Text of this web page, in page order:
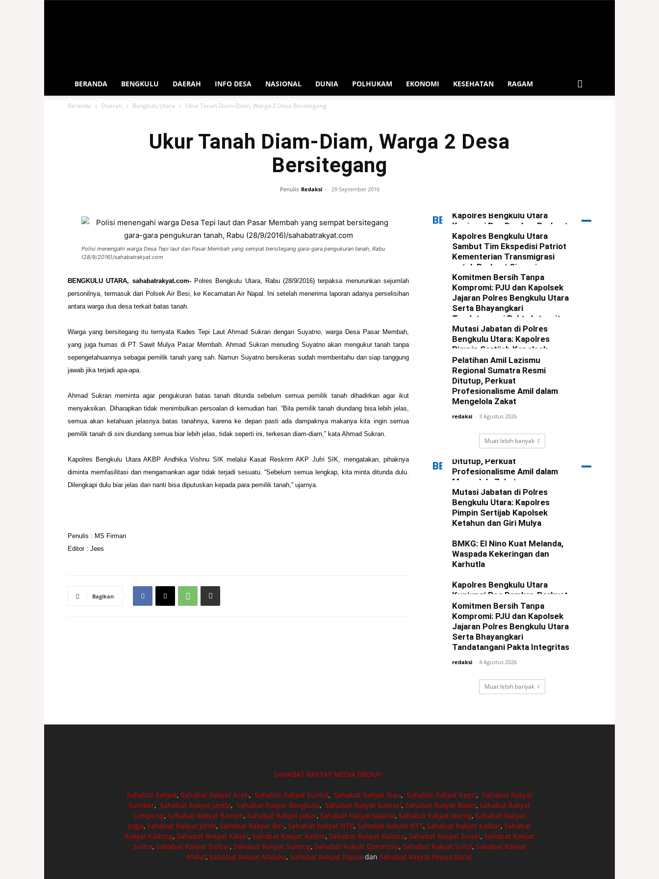
BERANDA BENGKULU DAERAH INFO DESA NASIONAL DUNIA POLHUKAM EKONOMI KESEHATAN RAGAM
Beranda Daerah Bengkulu Utara Ukur Tanah Diam-Diam, Warga 2 Desa Bersitegang
Ukur Tanah Diam-Diam, Warga 2 Desa
Bersitegang
Penulis Redaksi - 29 September 2016
Polisi menengahi warga Desa Tepi laut dan Pasar Membah yang sempat bersitegang gara-gara pengukuran tanah, Rabu
(28/9/2016)/sahabatrakyat.com
BENGKULU UTARA, sahabatrakyat.com-Polres Bengkulu Utara, Rabu(28/9/2016) terpaksa menurunkan sejumlah
personilnya, termasuk dari Polsek Air Besi, ke Kecamatan Air Napal. Ini setelah menerima laporanadanya perselisihan
antara warga dua desa terkait batas tanah.
Warga yang bersitegang itu ternyata Kades Tepi Laut Ahmad Sukran dengan Suyatno, warga Desa Pasar Membah,
yang juga humas di PT Sawit Mulya Pasar Membah. Ahmad Sukran menuding Suyatno akan mengukur tanah tanpa
sepengetahuannya sebagai pemilik tanah yang sah. Namun Suyatno bersikeras sudah memberitahu dan siap tanggung
jawab jika terjadi apa-apa.
Ahmad Sukran meminta agar pengukuran batas tanah ditunda sebelumsemua pemilik tanah dihadirkan agar ikut
menyaksikan. Diharapkan tidak menimbulkan persoalan di kemudian hari.“Bila pemilik tanah diundang bisa lebih jelas,
semua akan ketahuan jelasnya batas tanahnya, karena ke depan pasti ada dampaknya makanya kita inginsemua
pemilik tanah di sini diundang semua biar lebih jelas, tidak seperti ini, terkesan diam-diam,” kata Ahmad Sukran.
Kapolres Bengkulu Utara AKBP Andhika Vishnu SIK melalui Kasat ReskrimAKP Jufri SIK, mengatakan, pihaknya
diminta memfasilitasi danmengamankan agar tidak terjadi sesuatu. “Sebelum semua lengkap, kitaminta ditunda dulu.
Dilengkapi dulu biar jelas dan nanti bisa diputuskan kepada para pemilik tanah,” ujarnya.
Penulis : MS Firman
Editor : Jees
Bagikan
BERITA TERBARU
Kapolres Bengkulu Utara
Kunjungi Pos Damkar, Perkuat
Sinergi Cegah Karhutla
redaksi - 6 Agustus 2026
Kapolres Bengkulu Utara
Sambut Tim Ekspedisi Patriot
Kementerian Transmigrasi
untuk Perkuat Sinergi
Pembangunan Kawasan
redaksi - 5 Agustus 2026
Komitmen Bersih Tanpa
Kompromi: PJU dan Kapolsek
Jajaran Polres Bengkulu Utara
Serta Bhayangkari
Tandatangani Pakta Integritas
redaksi - 4 Agustus 2026
Mutasi Jabatan di Polres
Bengkulu Utara: Kapolres
Pimpin Sertijab Kapolsek
Ketahun dan Giri Mulya
redaksi - 3 Agustus 2026
Pelatihan Amil Lazismu
Regional Sumatra Resmi
Ditutup, Perkuat
Profesionalisme Amil dalam
Mengelola Zakat
redaksi - 3 Agustus 2026
Muat lebih banyak
BERITA PILIHAN
Pelatihan Amil Lazismu
Regional Sumatra Resmi
Ditutup, Perkuat
Profesionalisme Amil dalam
Mengelola Zakat
redaksi - 3 Agustus 2026
Mutasi Jabatan di Polres
Bengkulu Utara: Kapolres
Pimpin Sertijab Kapolsek
Ketahun dan Giri Mulya
BMKG: El Nino Kuat Melanda,
Waspada Kekeringan dan
Karhutla
Kapolres Bengkulu Utara
Kunjungi Pos Damkar, Perkuat
Sinergi Cegah Karhutla
redaksi - 6 Agustus 2026
Komitmen Bersih Tanpa
Kompromi: PJU dan Kapolsek
Jajaran Polres Bengkulu Utara
Serta Bhayangkari
Tandatangani Pakta Integritas
redaksi - 4 Agustus 2026
Muat lebih banyak
SAHABAT RAKYAT MEDIA GROUP :
Sahabat Rakyat, Sahabat Rakyat Aceh, Sahabat Rakyat Sumut, Sahabat Rakyat Riau, Sahabat Rakyat Kepri, Sahabat Rakyat
Sumbar,Sahabat Rakyat Jambi,Sahabat Rakyat Bengkulu,Sahabat Rakyat Sumsel,Sahabat Rakyat Babel,Sahabat Rakyat
Lampung, Sahabat Rakyat Banten, Sahabat Rakyat Jabar, Sahabat Rakyat Jakarta, Sahabat Rakyat Jateng, Sahabat Rakyat
Jogja, Sahabat Rakyat Jatim, Sahabat Rakyat Bali, Sahabat Rakyat NTB, Sahabat Rakyat NTT, Sahabat Rakyat Kalbar, Sahabat
Rakyat Kalteng, Sahabat Rakyat Kalsel, Sahabat Rakyat Kaltim, Sahabat Rakyat Kaltara, Sahabat Rakyat Sulsel, Sahabat Rakyat
Sultra, Sahabat Rakyat Sulbar, Sahabat Rakyat Sulteng, Sahabat Rakyat Gorontalo, Sahabat Rakyat Sulut, Sahabat Rakyat
Malut, Sahabat Rakyat Maluku, Sahabat Rakyat Papua dan Sahabat Rakyat Papua Barat